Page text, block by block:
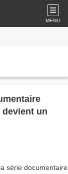
MENU
devient un